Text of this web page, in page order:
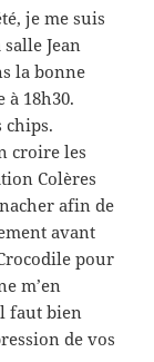
je me suis
Jean
la bonne
18h30.
chips.
croire les
Colères
afin de
avant
pour
m’en
faut bien
de vos